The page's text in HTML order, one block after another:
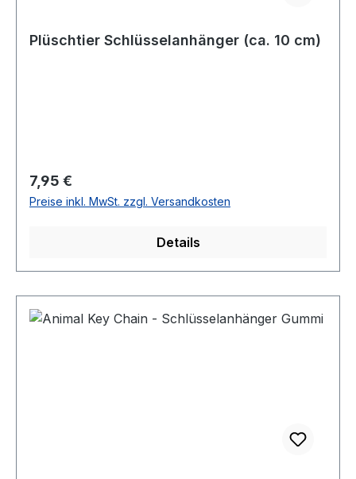
Plüschtier Schlüsselanhänger (ca. 10 cm)
Regulärer Preis:
7,95 €
Preise inkl. MwSt. zzgl. Versandkosten
Details